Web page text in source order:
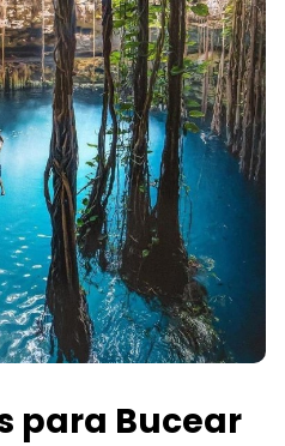
para Bucear